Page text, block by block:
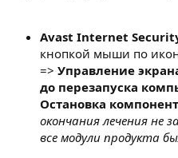
Avast Internet
кнопкой мыши по
=> Управление
до перезапуска
Остановка
окончания лечения не
все модули продукта